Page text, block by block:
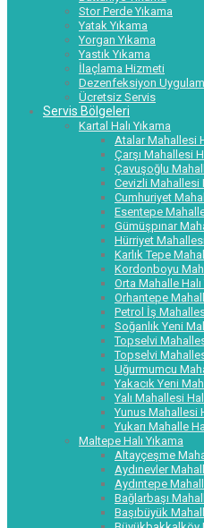
Stor Perde Yıkama
Yatak Yıkama
Yorgan Yıkama
Yastık Yıkama
İlaçlama Hizmeti
Dezenfeksiyon
Ücretsiz Servis
Servis Bölgeleri
Kartal Halı Yıkama
Atalar Mahallesi
Çarşı Mahallesi
Çavuşoğlu
Cevizli Mahallesi
Cumhuriyet
Esentepe
Gümüşpınar
Hürriyet Mahallesi
Karlık Tepe
Kordonboyu
Orta Mahalle Halı
Orhantepe
Petrol İş
Soğanlık Yeni
Topselvi
Topselvi
Uğurmumcu
Yakacık Yeni
Yalı Mahallesi
Yunus Mahallesi
Yukarı Mahalle
Maltepe Halı Yıkama
Altayçeşme
Aydınevler
Aydıntepe
Bağlarbaşı
Başıbüyük